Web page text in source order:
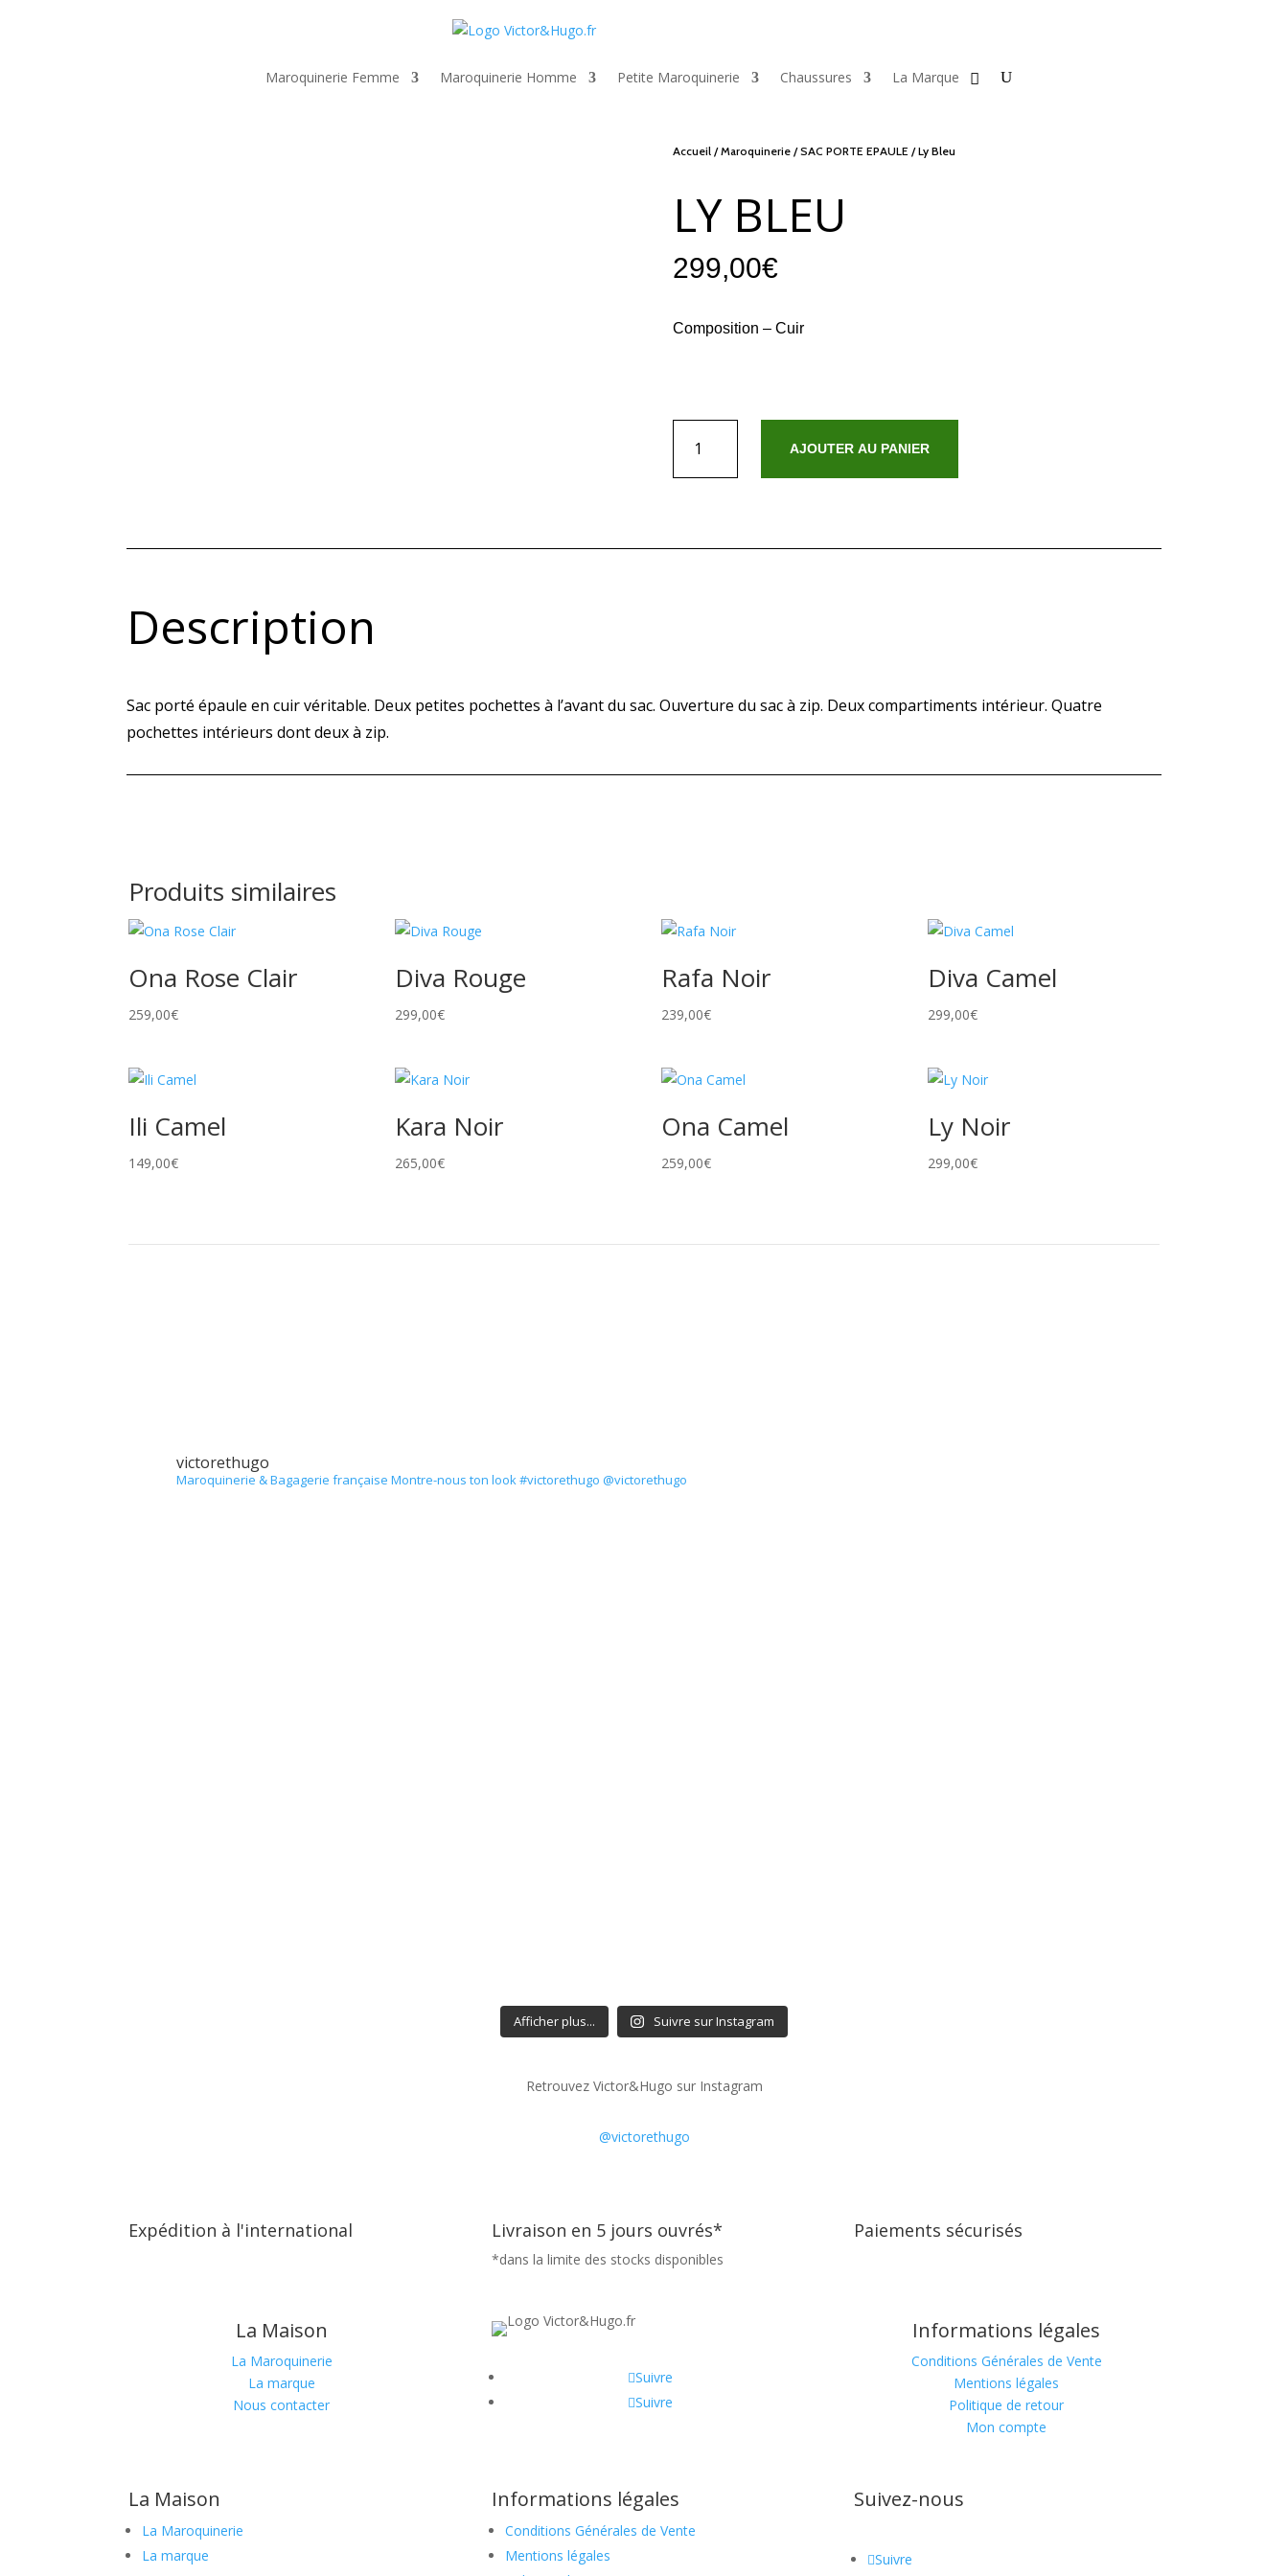
Maroquinerie Femme Maroquinerie Homme Petite Maroquinerie Chaussures La Marque
Accueil/Maroquinerie/SAC PORTE EPAULE / Ly Bleu
LY BLEU
299,00€
Composition – Cuir
Ly
AJOUTER AU PANIER
Description
Sac porté épaule en cuir véritable. Deux petites pochettes à l’avant du sac. Ouverture du sac à zip. Deux compartiments intérieur. Quatre
pochettes intérieurs dont deux à zip.
Produits similaires
Ona Rose Clair
259,00€
Diva Rouge
299,00€
Rafa Noir
239,00€
Diva Camel
299,00€
Ili Camel
149,00€
Kara Noir
265,00€
Ona Camel
259,00€
Ly Noir
299,00€
victorethugo
Maroquinerie & Bagagerie françaiseMontre-nous ton look #victorethugo @victorethugo
Afficher plus... Suivre sur Instagram
Retrouvez Victor&Hugo sur Instagram
@victorethugo
Expédition à l'international Livraison en 5 jours ouvrés*
*dans la limite des stocks disponibles
Paiements sécurisés
La Maison
La Maroquinerie
La marque
Nous contacter
Suivre
Suivre
Informations légales
Conditions Générales de Vente
Mentions légales
Politique de retour
Mon compte
La Maison
La Maroquinerie
La marque
Informations légales
Conditions Générales de Vente
Mentions légales
Suivez-nous
Suivre